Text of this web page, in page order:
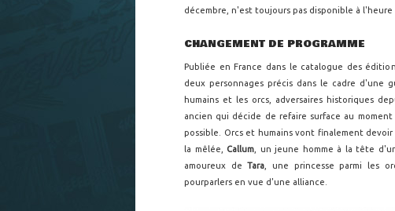
décembre, n'est toujours pas disponible à l'heure
CHANGEMENT DE PROGRAMME
Publiée en France dans le catalogue des
deux personnages précis dans le cadre d'une
humains et les orcs, adversaires historiques
ancien qui décide de refaire surface au
possible. Orcs et humains vont finalement
la mêlée, Callum , un jeune homme à la tête
amoureux deTara , une princesse parmi les
pourparlers en vue d'une alliance.